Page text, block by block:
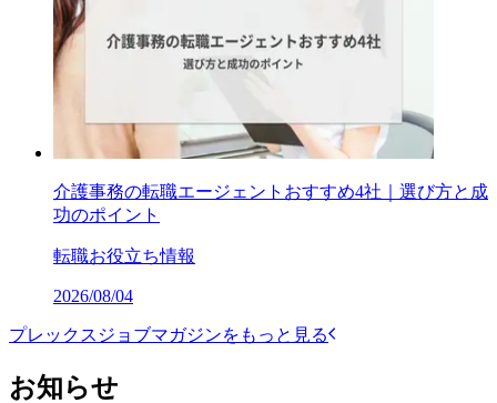
介護事務の転職エージェントおすすめ4社｜選び方と成
功のポイント
転職お役立ち情報
2026/08/04
プレックスジョブマガジンをもっと見る
お知らせ